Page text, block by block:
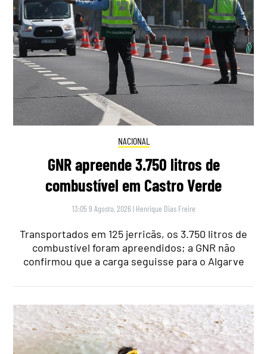
NACIONAL
GNR apreende 3.750 litros de
combustível em Castro Verde
13:05 9 Agosto, 2026 | Henrique Dias Freire
Transportados em 125 jerricãs, os 3.750 litros de
combustível foram apreendidos; a GNR não
confirmou que a carga seguisse para o Algarve